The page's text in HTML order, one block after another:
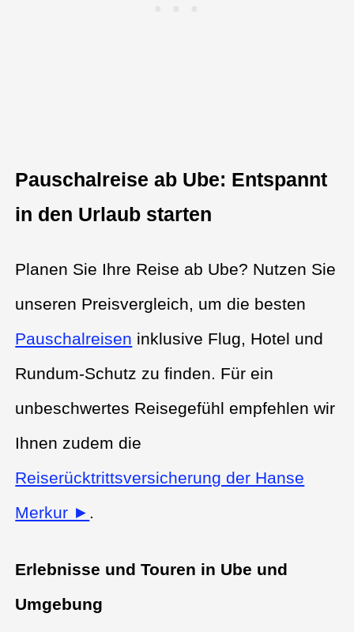
Pauschalreise ab Ube: Entspannt
in den Urlaub starten
Planen Sie Ihre Reise ab Ube? Nutzen Sie
unseren Preisvergleich, um die besten
Pauschalreisen inklusive Flug, Hotel und
Rundum-Schutz zu finden. Für ein
unbeschwertes Reisegefühl empfehlen wir
Ihnen zudem die
Reiserücktrittsversicherung der Hanse
Merkur ► .
Erlebnisse und Touren in Ube und
Umgebung